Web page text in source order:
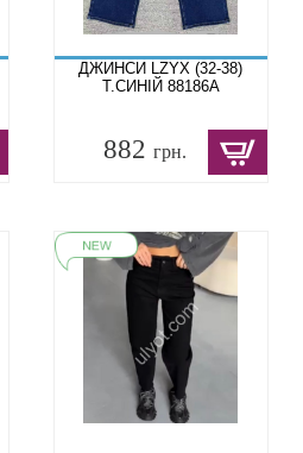
ДЖИНСИ LZYX (32-38)
Т.СИНІЙ 88186A
882грн.